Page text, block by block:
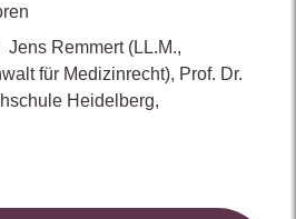
Jens Remmert (LL.M.,
für Medizinrecht), Prof. Dr.
Heidelberg,